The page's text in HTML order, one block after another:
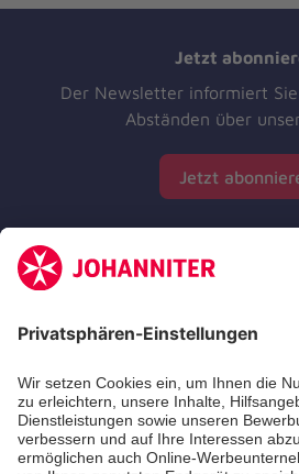
Jetzt
Der Newsletter informiert
Abständen über
Jetzt
Zertifizierung der
Die Johanniter GmbH führt
des Deutschen